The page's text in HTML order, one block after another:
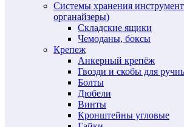
Системы хранения
органайзеры)
Складские ящики
Чемоданы, боксы
Крепеж
Анкерный крепёж
Гвозди и скобы для
Болты
Дюбели
Винты
Кронштейны угловые